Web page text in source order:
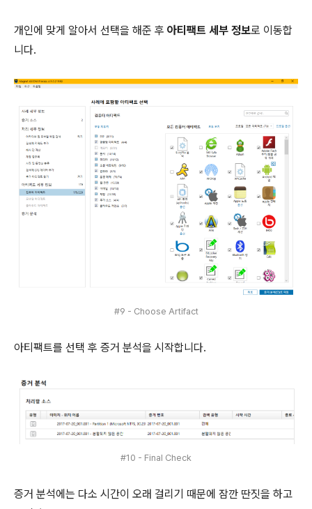
개인에 맞게 알아서 선택을 해준 후 아티팩트 세부 정보로 이동합
니다.
#9 - Choose Artifact
아티팩트를 선택 후 증거 분석을 시작합니다.
#10 - Final Check
증거 분석에는 다소 시간이 오래 걸리기 때문에 잠깐 딴짓을 하고